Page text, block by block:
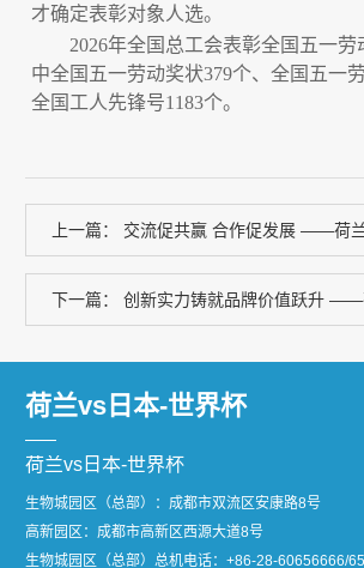
才确定表彰对象人选。
2026年全国总工会表彰全国五一劳
中全国五一劳动奖状379个、全国五一
全国工人先锋号1183个。
上一篇： 交流促共赢 合作促发展 ——荷兰vs日本-世界杯生物
下一篇： 创新实力铸就品牌价值跃升 ——荷兰vs日本-世界杯生物以18.18亿元品牌价值
荷兰vs日本-世界杯
荷兰vs日本-世界杯
生物城园区（总部）：成都市双流区安康路8号
高新园区：成都市高新区西源大道8号
生物城园区（总部）总机电话： +86-28-60656666/